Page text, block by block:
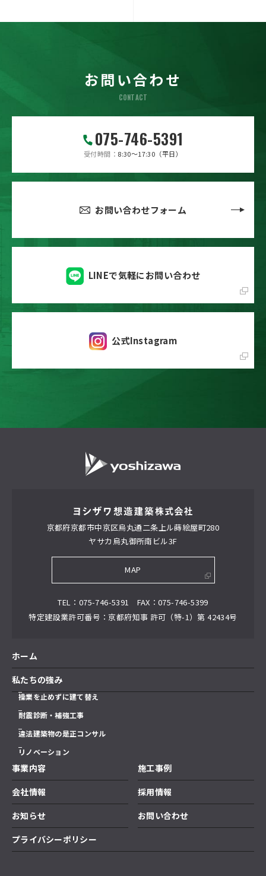
お問い合わせ
CONTACT
075-746-5391
受付時間 8:30～17:30（平日）
お問い合わせフォーム
LINEで気軽にお問い合わせ
公式Instagram
京都府京都市中京区烏丸通二条上ル蒔絵屋町280
ヤサカ烏丸御所南ビル3F
MAP
TEL 075-746-5391 FAX
075-746-5399
特定建設業許可番号
京都府知事 許可（特-1）第 42434号
ホーム
私たちの強み
操業を止めずに建て替え
耐震診断・補強工事
違法建築物の是正コンサル
リノベーション
事業内容
施工事例
会社情報
採用情報
お知らせ
お問い合わせ
プライバシーポリシー